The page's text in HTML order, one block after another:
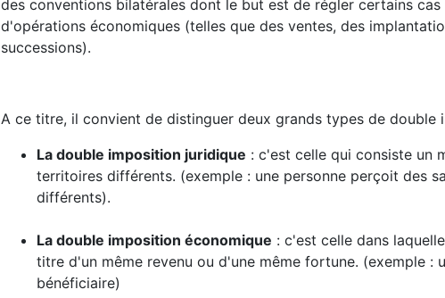
des conventions bilatérales dont le but est de régler certains
d'opérations économiques (telles que des ventes, des
successions).
A ce titre, il convient de distinguer deux grands types de double
La double imposition juridique : c'est celle qui consiste un
territoires différents. (exemple : une personne perçoit des
différents).
La double imposition économique : c'est celle dans
titre d'un même revenu ou d'une même fortune. (exemple :
bénéficiaire)